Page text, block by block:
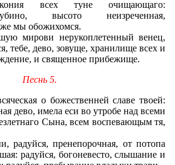
всех туне очищающаго:
высото неизреченная,
мы обожихомся.
мирови нерукоплетенный венец,
тебе, дево, зовуще, хранилище всех и
и священное прибежище.
Песнь 5.
о божественней славе твоей:
дево, имела еси во утробе над всеми
Сына, всем воспевающым тя,
радуйся, пренепорочная, от потопа
радуйся, богоневесто, слышание и